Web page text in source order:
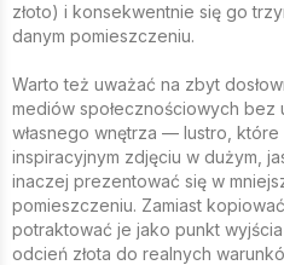
złoto) i konsekwentnie się go
danym pomieszczeniu.
Warto też uważać na zbyt
mediów społecznościowych bez
własnego wnętrza — lustro, które
inspiracyjnym zdjęciu w dużym,
inaczej prezentować się w
pomieszczeniu. Zamiast
potraktować je jako punkt
odcień złota do realnych